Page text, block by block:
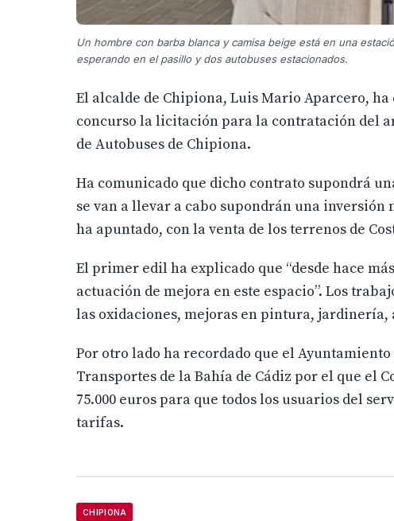
Un hombre con barba blanca y camisa beige está en una
esperando en el pasillo y dos autobuses estacionados.
El alcalde de Chipiona, Luis Mario Aparcero,
concurso la licitación para la contratación del
de Autobuses de Chipiona.
Ha comunicado que dicho contrato supondrá
se van a llevar a cabo supondrán una
ha apuntado, con la venta de los terrenos de
El primer edil ha explicado que “desde hace
actuación de mejora en este espacio”. Los
las oxidaciones, mejoras en pintura,
Por otro lado ha recordado que el
Transportes de la Bahía de Cádiz por el que el
75.000 euros para que todos los usuarios del
tarifas.
CHIPIONA